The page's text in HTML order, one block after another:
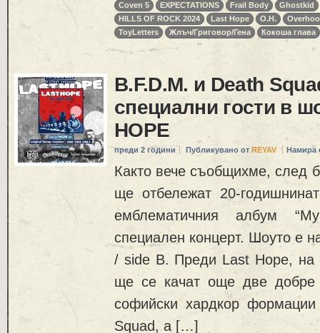
Coven 5
EXPECTATIONS Frail Body
Ghostkid
HILLS OF ROCK 2024
Last Hope O.H.
ToyLetters
Жлъч/Григовор/Гена Кокоша глава
B.F.D.M. и Death
специални гости в
HOPE
преди 2 години Публикувано от REYAV Намира
Както вече съобщихме, след
ще отбележат 20-
емблематичния албум
специален концерт. Шоуто е
/ side B. Преди Last Hope, на
ще се качат още две добре
софийски хардкор
Squad, а […]